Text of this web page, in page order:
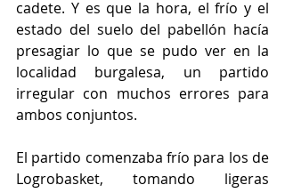
cadete. Y es que la hora, el frío y el
estado del suelo del pabellón hacía
presagiar lo que se pudo ver en la
localidad burgalesa, un partido
irregular con muchos errores para
ambos conjuntos.
El partido comenzaba frío para los de
Logrobasket, tomando ligeras